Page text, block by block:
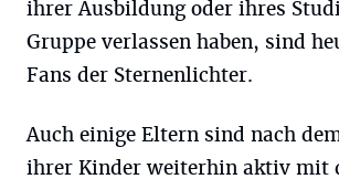
ihrer Ausbildung oder ihres
Gruppe verlassen haben, sind
Fans der Sternenlichter.
Auch einige Eltern sind nach
ihrer Kinder weiterhin aktiv mit